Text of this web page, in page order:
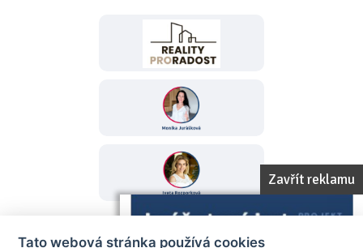
Zavřít reklamu
Tato webová stránka používá cookies